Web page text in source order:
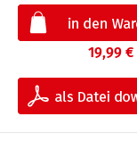
19,99 €